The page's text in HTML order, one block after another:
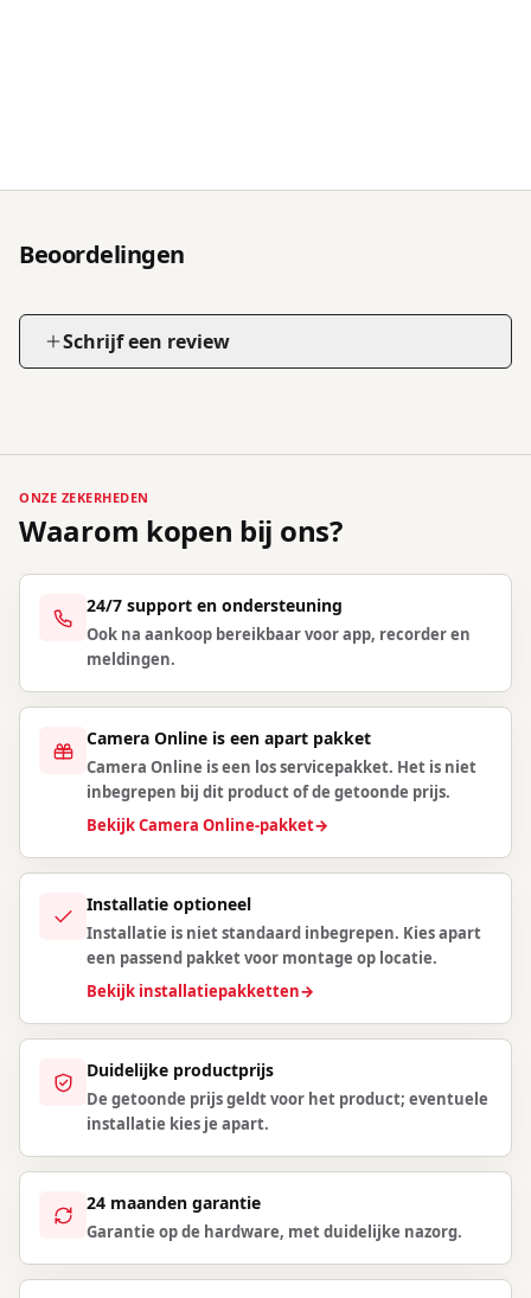
Beoordelingen
Schrijf een review
ONZE ZEKERHEDEN
Waarom kopen bij ons?
24/7 support en ondersteuning
Ook na aankoop bereikbaar voor app, recorder en
meldingen.
Camera Online is een apart pakket
Camera Online is een los servicepakket. Het is niet
inbegrepen bij dit product of de getoonde prijs.
Bekijk Camera Online-pakket→
Installatie optioneel
Installatie is niet standaard inbegrepen. Kies apart
een passend pakket voor montage op locatie.
Bekijk installatiepakketten→
Duidelijke productprijs
De getoonde prijs geldt voor het product; eventuele
installatie kies je apart.
24 maanden garantie
Garantie op de hardware, met duidelijke nazorg.